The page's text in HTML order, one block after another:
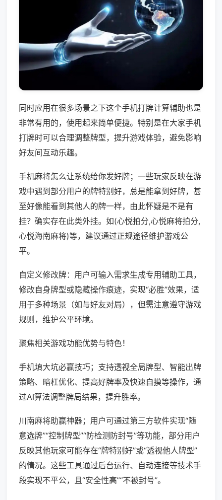
同时应用在很多场景之下这个手机打牌计算辅助也是
非常有用的，使用起来简单便捷。特别是在大家手机
打牌时可以合理调整牌型，提升游戏体验，避免影响
好友间互动乐趣。
手机麻将怎么让系统给你发好牌；一些玩家反映在游
戏中遇到部分用户的牌特别好，总是能拿到好牌，甚
至好像能看到其他人的牌一样，由此怀疑是不是有
挂？确实存在此类外挂。如(心悦拍分,心悦麻将拍分,
心悦海南麻将)等，建议通过正规途径维护游戏公
平。
自定义修改牌：用户可输入需求生成专用辅助工具，
修改自身牌型或隐藏操作痕迹，实现“必胜”效果，适
用于多种场景（如与好友对局），但需注意遵守游戏
规则，维护公平环境。
聚焦相关游戏功能优势与特色！
手机填大坑必赢技巧；支持透视全局牌型、智能出牌
策略、暗杠优化、提高好牌率及快速自摸等操作，通
过AI算法调整牌局结果，提升胜率。
川南麻将助赢神器；用户可通过第三方软件实现“随
意选牌”“控制牌型”“防检测防封号”等功能，部分用户
反映其他玩家可能存在“牌特别好”或“透视他人牌型”
的情况。这些工具通过后台运行、自动连接等技术手
段实现不平公，且“安全性高”“不被封号”。